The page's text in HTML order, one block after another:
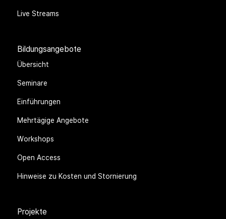
Live Streams
Bildungsangebote
Übersicht
Seminare
Einführungen
Mehrtägige Angebote
Workshops
Open Access
Hinweise zu Kosten und Stornierung
Projekte